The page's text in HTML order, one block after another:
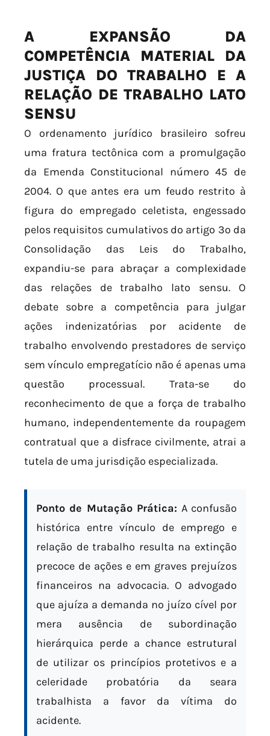
A EXPANSÃO DA
COMPETÊNCIA MATERIAL DA
JUSTIÇA DO TRABALHO E A
RELAÇÃO DE TRABALHO LATO
SENSU
O ordenamento jurídico brasileiro sofreu
uma fratura tectônica com a promulgação
da Emenda Constitucional número 45 de
2004. O que antes era um feudo restrito à
figura do empregado celetista, engessado
pelos requisitos cumulativos do artigo 3º da
Consolidação das Leis do Trabalho,
expandiu-se para abraçar a complexidade
das relações de trabalho lato sensu. O
debate sobre a competência para julgar
ações indenizatórias por acidente de
trabalho envolvendo prestadores de serviço
sem vínculo empregatício não é apenas uma
questão processual. Trata-se do
reconhecimento de que a força de trabalho
humano, independentemente da roupagem
contratual que a disfrace civilmente, atrai a
tutela de uma jurisdição especializada.
Ponto de Mutação Prática: A confusão
histórica entre vínculo de emprego e
relação de trabalho resulta na extinção
precoce de ações e em graves prejuízos
financeiros na advocacia. O advogado
que ajuíza a demanda no juízo cível por
mera ausência de subordinação
hierárquica perde a chance estrutural
de utilizar os princípios protetivos e a
celeridade probatória da seara
trabalhista a favor da vítima do
acidente.